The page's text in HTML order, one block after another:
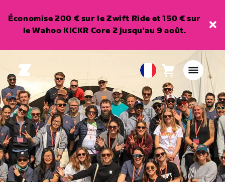
Économise 200 € sur le Zwift Ride et 150 € sur
le Wahoo KICKR Core 2 jusqu'au 9 août.
European
Union
Français
Panier0
article